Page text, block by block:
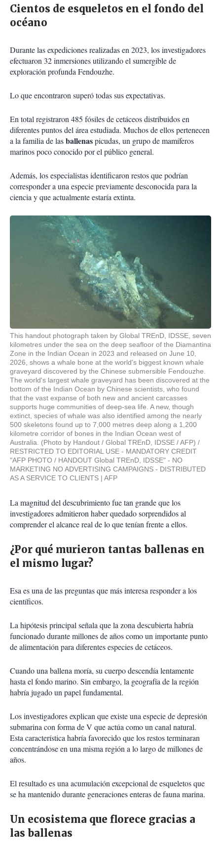
Cientos de esqueletos en el fondo del
océano
Durante las expediciones realizadas en 2023, los investigadores
efectuaron 32 inmersiones utilizando el sumergible de
exploración profunda Fendouzhe.
Lo que encontraron superó todas sus expectativas.
En total registraron 485 fósiles de cetáceos distribuidos en
diferentes puntos del área estudiada. Muchos de ellos pertenecen
a la familia de lasballenaspicudas, un grupo de mamíferos
marinos poco conocido por el público general.
Además, los especialistas identificaron restos que podrían
corresponder a una especie previamente desconocida para la
ciencia y que actualmente estaría extinta.
This handout photograph taken by Global TREnD, IDSSE, seven
kilometres under the sea on the deep seafloor of the Diamantina
Zone in the Indian Ocean in 2023 and released on June 10,
2026, shows a whale bone at the world's biggest known whale
graveyard discovered by the Chinese submersible Fendouzhe.
The world's largest whale graveyard has been discovered at the
bottom of the Indian Ocean by Chinese scientists, who found
that the vast expanse of both new and ancient carcasses
supports huge communities of deep-sea life. A new, though
extinct, species of whale was also identified among the nearly
500 skeletons found up to 7,000 metres deep along a 1,200
kilometre corridor of bones in the Indian Ocean west of
Australia. (Photo by Handout / Global TREnD, IDSSE / AFP) /
RESTRICTED TO EDITORIAL USE - MANDATORY CREDIT
"AFP PHOTO / HANDOUT Global TREnD, IDSSE" - NO
MARKETING NO ADVERTISING CAMPAIGNS - DISTRIBUTED
AS A SERVICE TO CLIENTS
AFP
La magnitud del descubrimiento fue tan grande que los
investigadores admitieron haber quedado sorprendidos al
comprender el alcance real de lo que tenían frente a ellos.
¿Por qué murieron tantas ballenas en
el mismo lugar?
Esa es una de las preguntas que más interesa responder a los
científicos.
La hipótesis principal señala que la zona descubierta habría
funcionado durante millones de años como un importante punto
de alimentación para diferentes especies de cetáceos.
Cuando una ballena moría, su cuerpo descendía lentamente
hasta el fondo marino. Sin embargo, la geografía de la región
habría jugado un papel fundamental.
Los investigadores explican que existe una especie de depresión
submarina con forma de V que actúa como un canal natural.
Esta característica habría favorecido que los restos terminaran
concentrándose en una misma región a lo largo de millones de
años.
El resultado es una acumulación excepcional de esqueletos que
se ha mantenido durante generaciones enteras de fauna marina.
Un ecosistema que florece gracias a
las ballenas